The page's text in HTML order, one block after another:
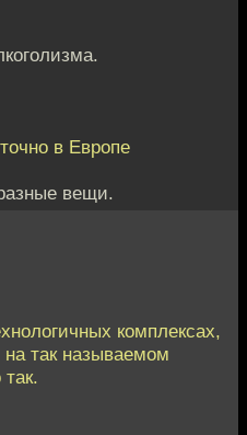
в Европе
вещи.
комплексах,
так называемом